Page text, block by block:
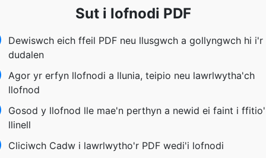
Sut i lofnodi PDF
Dewiswch eich ffeil PDF neu llusgwch a gollyngwch hi i'r
dudalen
Agor yr erfyn llofnodi a llunia, teipio neu lawrlwytha'ch
llofnod
Gosod y llofnod lle mae'n perthyn a newid ei faint i
llinell
Cliciwch Cadw i lawrlwytho'r PDF wedi'i lofnodi